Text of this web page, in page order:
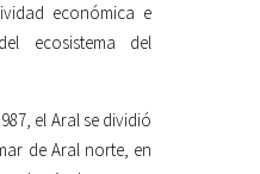
económica e
ecosistema del
el Aral se dividió
de Aral norte, en